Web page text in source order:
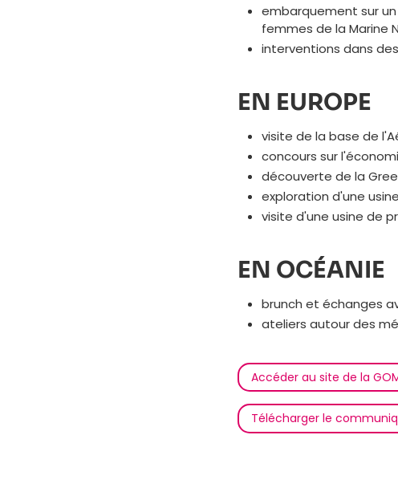
embarquement sur
femmes de la Marine
interventions dans
EN EUROPE
visite de la base de
concours sur
découverte de la
exploration d'une usine
visite d'une usine de
EN OCÉANIE
brunch et échanges
ateliers autour des
Accéder au site de la
Télécharger le